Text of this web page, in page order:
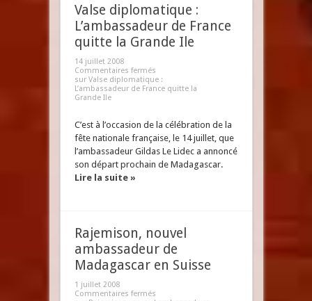
Valse diplomatique :
L’ambassadeur de France
quitte la Grande Ile
14 juillet 2008
Commentaires fermés
sur Valse diplomatique :
L’ambassadeur de France quitte la
Grande Ile
C’est à l’occasion de la célébration de la
fête nationale française, le 14 juillet, que
l’ambassadeur Gildas Le Lidec a annoncé
son départ prochain de Madagascar.
Lire la suite »
Rajemison, nouvel
ambassadeur de
Madagascar en Suisse
1 juillet 2008
Commentaires fermés